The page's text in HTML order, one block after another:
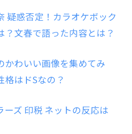
疑惑否定！カラオケボック
？文春で語った内容とは？
かわいい画像を集めてみ
格はドSなの？
ーズ 印税 ネットの反応は